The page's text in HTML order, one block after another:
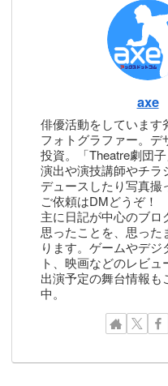
axe
俳優活動をしています
フォトグラファー。デ
投資。「Theatre劇団子
演出や演技講師やチラ
デュースしたり写真撮
ご依頼はDMどうぞ！
主に日記が中心のブロ
思ったことを、思った
ります。ゲームやデジ
ト、映画などのレビュ
出演予定の舞台情報も
中。